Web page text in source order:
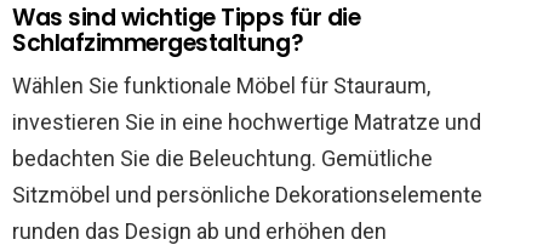
Was sind wichtige Tipps für die
Schlafzimmergestaltung?
Wählen Sie funktionale Möbel für Stauraum,
investieren Sie in eine hochwertige Matratze und
bedachten Sie die Beleuchtung. Gemütliche
Sitzmöbel und persönliche Dekorationselemente
runden das Design ab und erhöhen den